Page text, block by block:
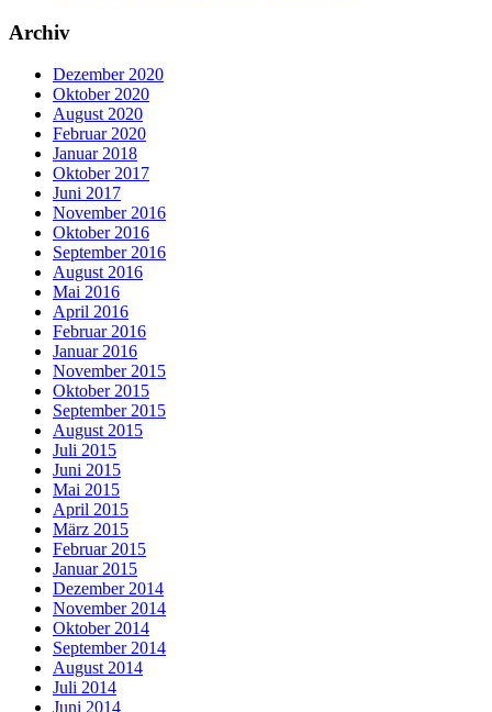
Archiv
Dezember 2020
Oktober 2020
August 2020
Februar 2020
Januar 2018
Oktober 2017
Juni 2017
November 2016
Oktober 2016
September 2016
August 2016
Mai 2016
April 2016
Februar 2016
Januar 2016
November 2015
Oktober 2015
September 2015
August 2015
Juli 2015
Juni 2015
Mai 2015
April 2015
März 2015
Februar 2015
Januar 2015
Dezember 2014
November 2014
Oktober 2014
September 2014
August 2014
Juli 2014
Juni 2014